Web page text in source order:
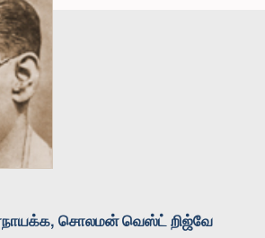
சொலமன் வெஸ்ட் றிஜ்வே